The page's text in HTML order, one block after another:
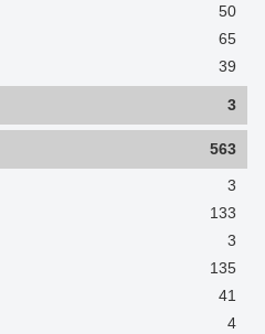
50
65
39
3
563
3
133
3
135
41
4